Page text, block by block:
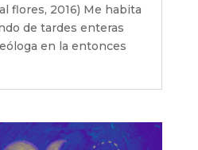
flores, 2016) Me habita
de tardes enteras
en la entonces